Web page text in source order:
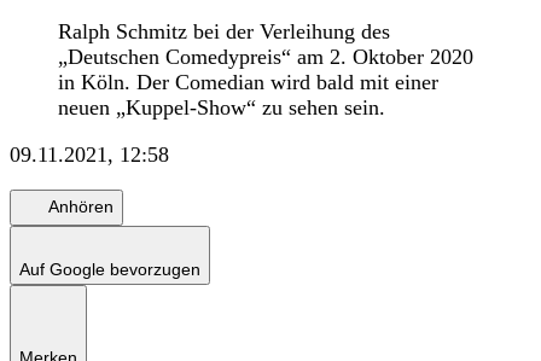
Ralph Schmitz bei der Verleihung des
„Deutschen Comedypreis“ am 2. Oktober 2020
in Köln. Der Comedian wird bald mit einer
neuen „Kuppel-Show“ zu sehen sein.
09.11.2021, 12:58
Anhören
Auf Google bevorzugen
Merken